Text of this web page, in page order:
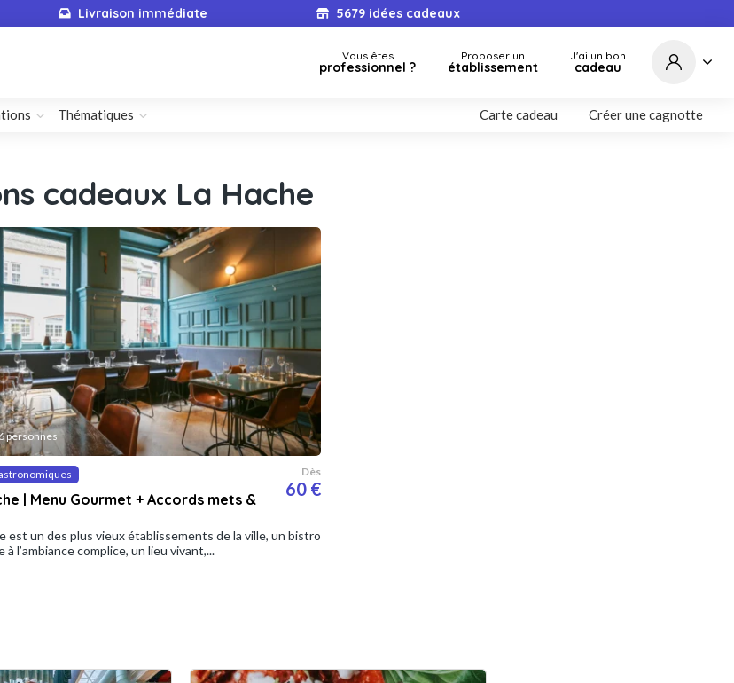
Livraison immédiate 5679 idées cadeaux
Vous êtes
professionnel ?
Proposer un
établissement
J'ai un bon
cadeau
Thématiques Carte cadeau Créer une cagnotte
cadeaux La Hache
personnes
| Menu Gourmet + Accords mets &
Dès
60 €
est un des plus vieux établissements de la ville, un bistro
à l’ambiance complice, un lieu vivant,...